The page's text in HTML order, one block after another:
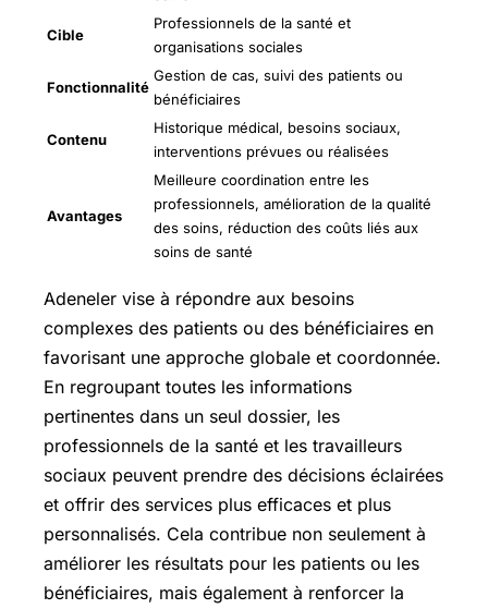
Cible
Professionnels de la santé et
organisations sociales
Fonctionnalité
Gestion de cas, suivi des patients ou
bénéficiaires
Contenu
Historique médical, besoins sociaux,
interventions prévues ou réalisées
Avantages
Meilleure coordination entre les
professionnels, amélioration de la qualité
des soins, réduction des coûts liés aux
soins de santé
Adeneler vise à répondre aux besoins
complexes des patients ou des bénéficiaires en
favorisant une approche globale et coordonnée.
En regroupant toutes les informations
pertinentes dans un seul dossier, les
professionnels de la santé et les travailleurs
sociaux peuvent prendre des décisions éclairées
et offrir des services plus efficaces et plus
personnalisés. Cela contribue non seulement à
améliorer les résultats pour les patients ou les
bénéficiaires, mais également à renforcer la